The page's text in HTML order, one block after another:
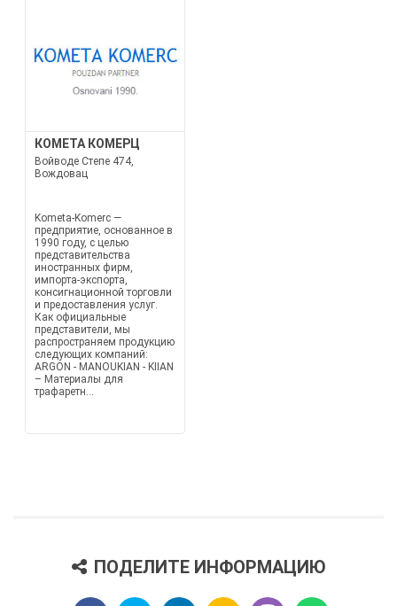
КОМЕТА КОМЕРЦ
Войводе Степе 474,
Вождовац
Kometa-Komerc —
предприятие, основанное в
1990 году, с целью
представительства
иностранных фирм,
импорта-экспорта,
консигнационной торговли
и предоставления услуг.
Как официальные
представители, мы
распространяем продукцию
следующих компаний:
ARGON - MANOUKIAN - KIIAN
– Материалы для
трафаретн...
ПОДЕЛИТЕ ИНФОРМАЦИЮ